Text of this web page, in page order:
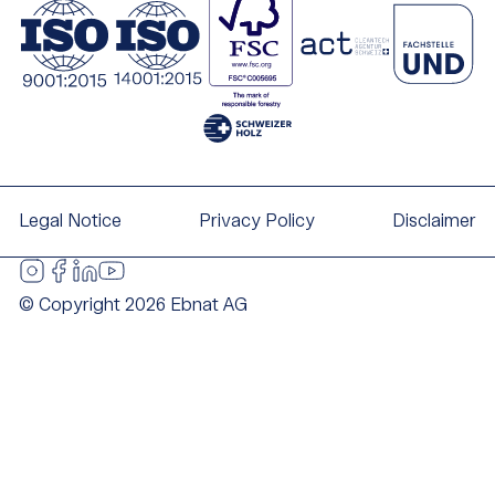
Legal Notice Privacy Policy Disclaimer
© Copyright 2026 Ebnat AG